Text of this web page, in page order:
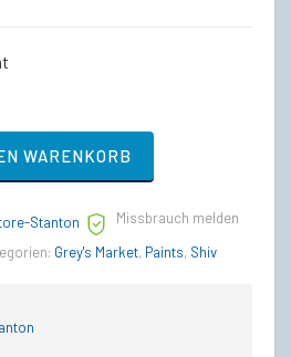
WARENKORB
Stanton
Missbrauch melden
Grey's Market, Paints, Shiv